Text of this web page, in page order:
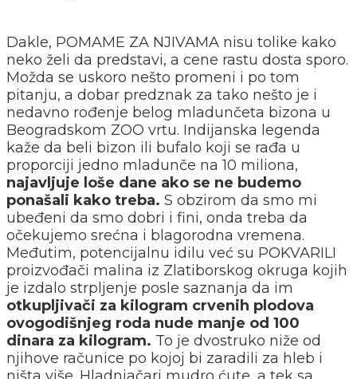
Dakle, POMAME ZA NJIVAMA nisu tolike kako
neko želi da predstavi, a cene rastu dosta sporo.
Možda se uskoro nešto promeni i po tom
pitanju, a dobar predznak za tako nešto je i
nedavno rođenje belog mladunčeta bizona u
Beogradskom ZOO vrtu. Indijanska legenda
kaže da beli bizon ili bufalo koji se rađa u
proporciji jedno mladunče na 10 miliona,
najavljuje loše dane ako se ne budemo
ponašali kako treba. S obzirom da smo mi
ubeđeni da smo dobri i fini, onda treba da
očekujemo srećna i blagorodna vremena.
Međutim, potencijalnu idilu već su POKVARILI
proizvođači malina iz Zlatiborskog okruga kojih
je izdalo strpljenje posle saznanja da im
otkupljivači za kilogram crvenih plodova
ovogodišnjeg roda nude manje od 100
dinara za kilogram. To je dvostruko niže od
njihove računice po kojoj bi zaradili za hleb i